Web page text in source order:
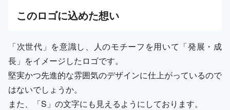
このロゴに込めた想い
「次世代」を意識し、人のモチーフを用いて「発展・成
長」をイメージしたロゴです。
堅実かつ先進的な雰囲気のデザインに仕上がっているので
はないでしょうか。
また、「S」の文字にも見えるようにしております。